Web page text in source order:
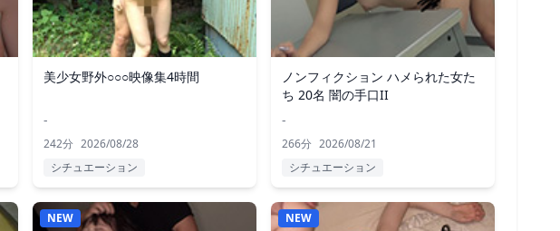
美少女野外○○○映像集4時間
-
242分 2026/08/28
シチュエーション
ノンフィクション ハメられた女た
ち 20名 闇の手口II
-
266分 2026/08/21
シチュエーション
NEW NEW